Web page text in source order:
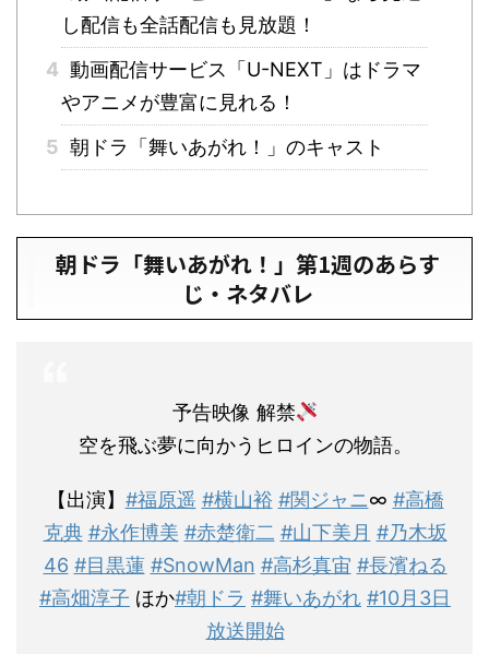
し配信も全話配信も見放題！
4 動画配信サービス「U-NEXT」はドラマ
やアニメが豊富に見れる！
5 朝ドラ「舞いあがれ！」のキャスト
朝ドラ「舞いあがれ！」第1週のあらす
じ・ネタバレ
予告映像 解禁
空を飛ぶ夢に向かうヒロインの物語。
【出演】 #福原遥 #横山裕 #関ジャニ∞ #高橋
克典 #永作博美 #赤楚衛二 #山下美月 #乃木坂
46 #目黒蓮 #SnowMan #高杉真宙 #長濱ねる
#高畑淳子 ほか#朝ドラ #舞いあがれ #10月3日
放送開始